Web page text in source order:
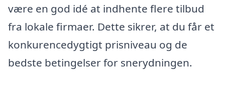
være en god idé at indhente flere tilbud
fra lokale firmaer. Dette sikrer, at du får et
konkurencedygtigt prisniveau og de
bedste betingelser for snerydningen.